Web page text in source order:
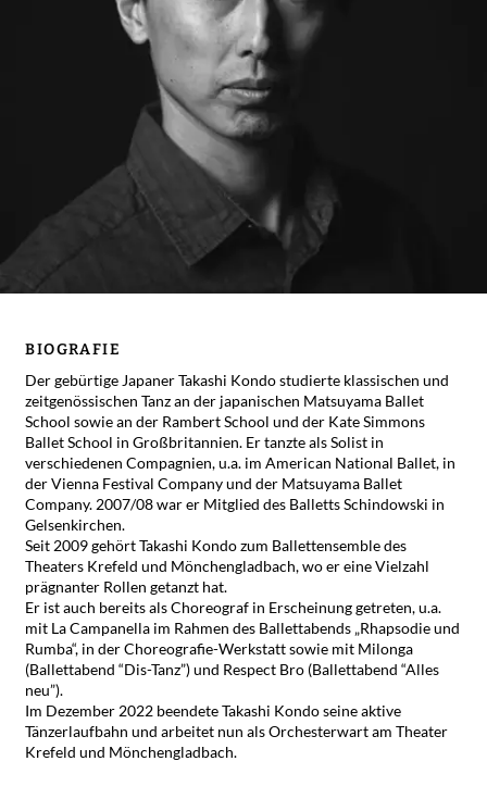
BIOGRAFIE
Der gebürtige Japaner Takashi Kondo studierte klassischen und
zeitgenössischen Tanz an der japanischen Matsuyama Ballet
School sowie an der Rambert School und der Kate Simmons
Ballet School in Großbritannien. Er tanzte als Solist in
verschiedenen Compagnien, u.a. im American National Ballet, in
der Vienna Festival Company und der Matsuyama Ballet
Company. 2007/08 war er Mitglied des Balletts Schindowski in
Gelsenkirchen.
Seit 2009 gehört Takashi Kondo zum Ballettensemble des
Theaters Krefeld und Mönchengladbach, wo er eine Vielzahl
prägnanter Rollen getanzt hat.
Er ist auch bereits als Choreograf in Erscheinung getreten, u.a.
mit La Campanella im Rahmen des Ballettabends „Rhapsodie und
Rumba“, in der Choreografie-Werkstatt sowie mit Milonga
(Ballettabend “Dis-Tanz”) und Respect Bro (Ballettabend “Alles
neu”).
Im Dezember 2022 beendete Takashi Kondo seine aktive
Tänzerlaufbahn und arbeitet nun als Orchesterwart am Theater
Krefeld und Mönchengladbach.